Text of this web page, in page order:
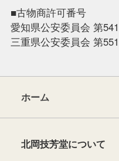
■古物商許可番号
愛知県公安委員会 第
三重県公安委員会 第
ホーム
北岡技芳堂について